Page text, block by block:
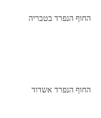
החוף הנפרד בטבריה
החוף הנפרד אשדוד